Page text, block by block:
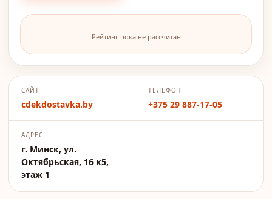
Рейтинг пока не рассчитан
САЙТ
cdekdostavka.by
ТЕЛЕФОН
+375 29 887-17-05
АДРЕС
г. Минск, ул.
Октябрьская, 16 к5,
этаж 1